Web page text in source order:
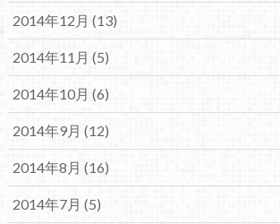
2014年12月 (13)
2014年11月 (5)
2014年10月 (6)
2014年9月 (12)
2014年8月 (16)
2014年7月 (5)